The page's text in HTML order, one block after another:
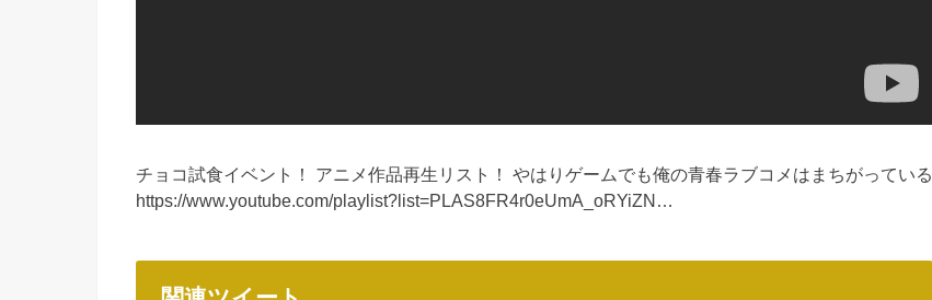
チョコ試食イベント！ アニメ作品再生リスト！ やはりゲームでも俺の青春ラブコメはまちがっている
https://www.youtube.com/playlist?list=PLAS8FR4r0eUmA_oRYiZN…